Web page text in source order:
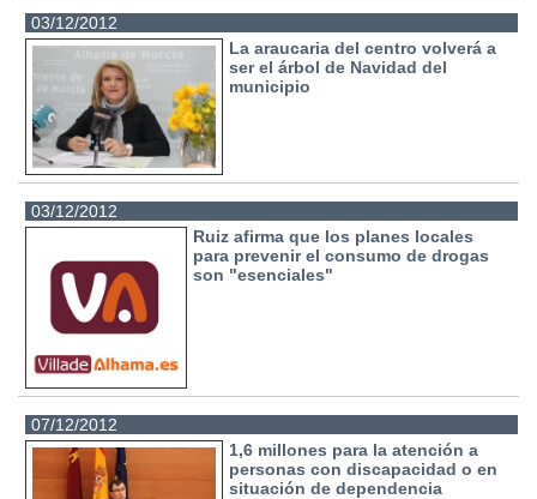
03/12/2012
La araucaria del centro volverá a
ser el árbol de Navidad del
municipio
03/12/2012
Ruiz afirma que los planes locales
para prevenir el consumo de drogas
son "esenciales"
07/12/2012
1,6 millones para la atención a
personas con discapacidad o en
situación de dependencia